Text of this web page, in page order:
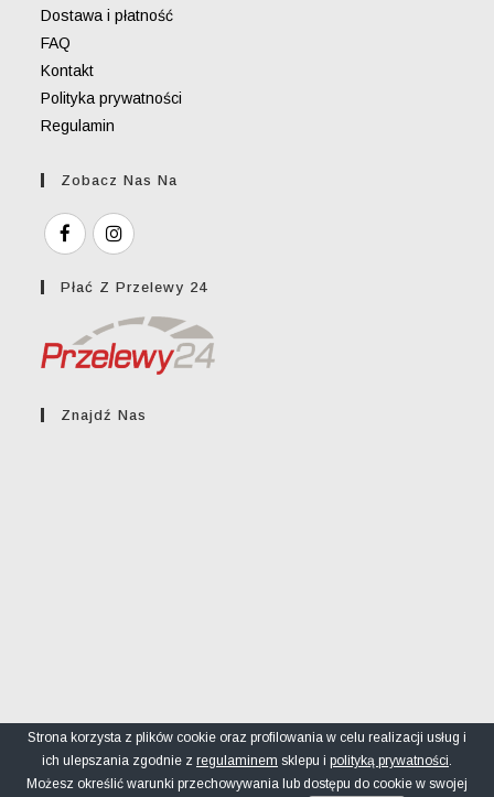
Dostawa i płatność
FAQ
Kontakt
Polityka prywatności
Regulamin
Zobacz Nas Na
Płać Z Przelewy 24
Znajdź Nas
Regulamin sklepu Polityka prywatności FAQ
Strona korzysta z plików cookie oraz profilowania w celu realizacji usług i
ich ulepszania zgodnie z regulaminem sklepu i polityką prywatności.
Możesz określić warunki przechowywania lub dostępu do cookie w swojej